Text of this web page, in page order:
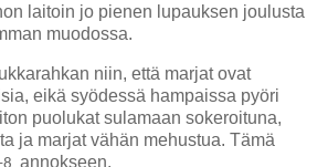
laitoin jo pienen lupauksen joulusta
muodossa.
niin, että marjat ovat
eikä syödessä hampaissa pyöri
puolukat sulamaan sokeroituna,
ja marjat vähän mehustua. Tämä
annokseen.